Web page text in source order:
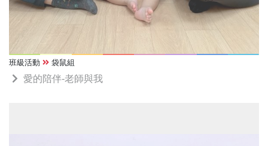
班級活動 袋鼠組
愛的陪伴-老師與我